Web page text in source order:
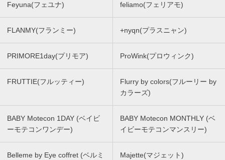
Feyuna(フェユナ) feliamo(フェリアモ)
FLANMY(フランミー) +nyqn(プラスニャン)
PRIMORE1day(プリモア) ProWink(プロウィンク)
FRUTTIE(フルッティー)
Flurry by colors(フルーリー by
カラーズ)
BABY Motecon 1DAY (ベイビ
ーモテコンワンデー)
BABY Motecon MONTHLY (ベ
イビーモテコンマンスリー)
Belleme by Eye coffret (ベルミ
Majette(マジェット)